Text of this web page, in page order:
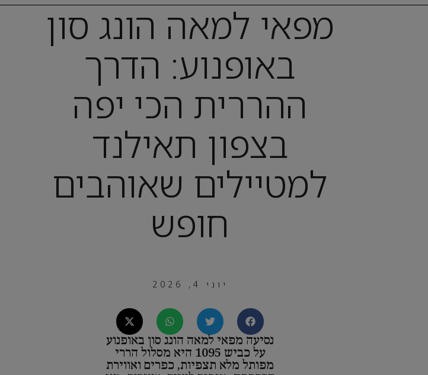
מפאי למאה הונג סון
באופנוע: הדרך
ההררית הכי יפה
בצפון תאילנד
למטיילים שאוהבים
חופש
יוני 4, 2026
נסיעה מפאי למאה הונג סון באופנוע
על כביש 1095 היא מסלול הררי
מפותל מלא תצפיות, כפרים ואווירת